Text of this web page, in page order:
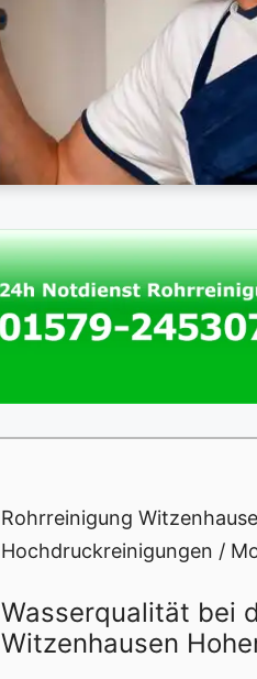
Rohrreinigung
Hochdruckreinigungen /
Wasserqualität bei
Witzenhausen